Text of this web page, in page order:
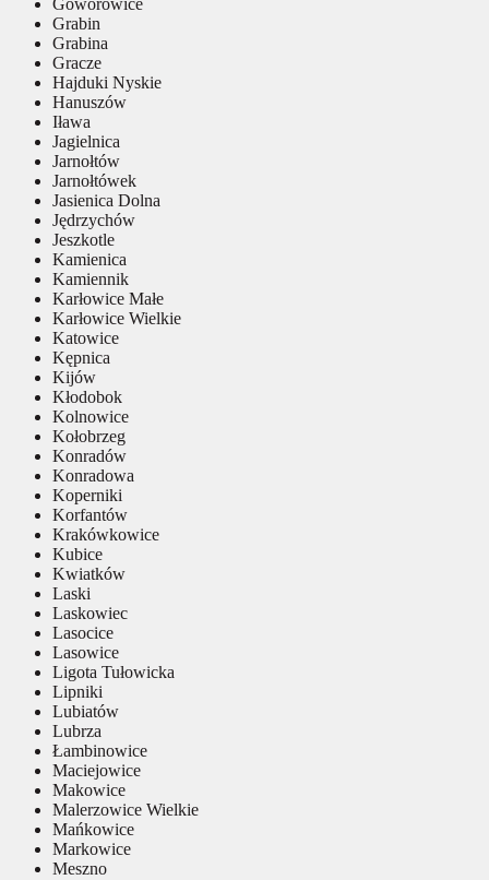
Grabin
Grabina
Gracze
Hajduki Nyskie
Hanuszów
Iława
Jagielnica
Jarnołtów
Jarnołtówek
Jasienica Dolna
Jędrzychów
Jeszkotle
Kamienica
Kamiennik
Karłowice Małe
Karłowice Wielkie
Katowice
Kępnica
Kijów
Kłodobok
Kolnowice
Kołobrzeg
Konradów
Konradowa
Koperniki
Korfantów
Krakówkowice
Kubice
Kwiatków
Laski
Laskowiec
Lasocice
Lasowice
Ligota Tułowicka
Lipniki
Lubiatów
Lubrza
Łambinowice
Maciejowice
Makowice
Malerzowice Wielkie
Mańkowice
Markowice
Meszno